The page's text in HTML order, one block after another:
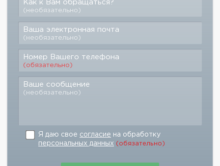
Как к Вам обращаться?
(необязательно)
Ваша электронная почта
(необязательно)
Номер Вашего телефона
(обязательно)
Ваше сообщение
(необязательно)
Я даю свое согласие на обработку
персональных данных (обязательно)